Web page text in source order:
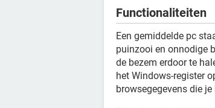
Functionaliteiten
Een gemiddelde pc
puinzooi en onnodige
de bezem erdoor te
het Windows-register
browsegegevens die